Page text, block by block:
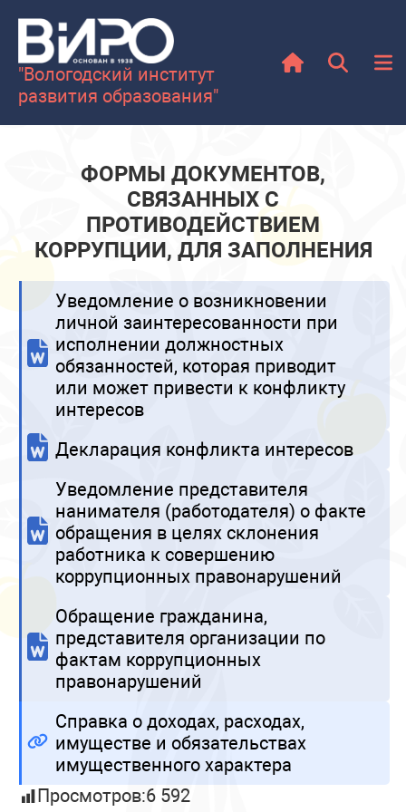
"Вологодский институт
развития образования"
повышения квалификации
Сведения о доходах, расходах, об
имуществе и обязательствах
имущественного характера
заполнения
Работа с несовершеннолетними
иностранными гражданами
Календарь
Год дошкольного образования
ФОРМЫ ДОКУМЕНТОВ,
СВЯЗАННЫХ С
ПРОТИВОДЕЙСТВИЕМ
КОРРУПЦИИ, ДЛЯ ЗАПОЛНЕНИЯ
Уведомление о возникновении
личной заинтересованности при
исполнении должностных
обязанностей, которая приводит
или может привести к конфликту
интересов
Декларация конфликта интересов
Уведомление представителя
нанимателя (работодателя) о факте
обращения в целях склонения
работника к совершению
коррупционных правонарушений
Обращение гражданина,
представителя организации по
фактам коррупционных
правонарушений
Справка о доходах, расходах,
имуществе и обязательствах
имущественного характера
Просмотров:6 592